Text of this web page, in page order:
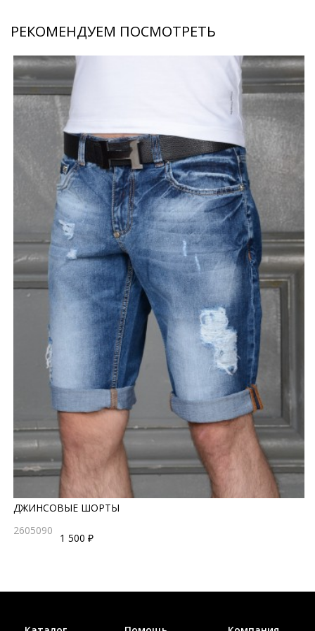
РЕКОМЕНДУЕМ ПОСМОТРЕТЬ
ДЖИНСОВЫЕ ШОРТЫ
2605090
1 500 ₽